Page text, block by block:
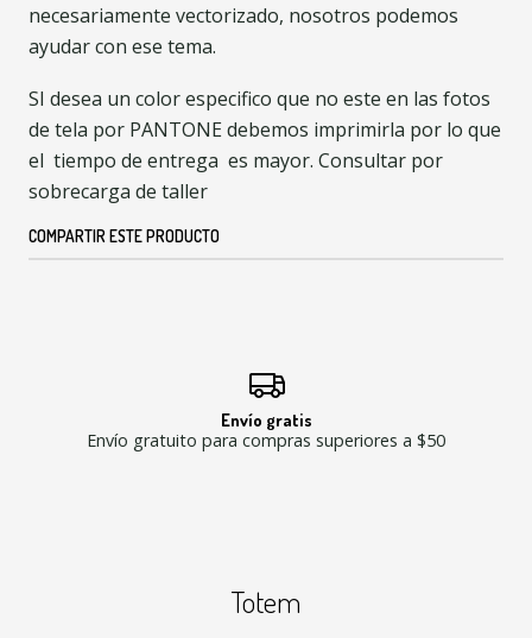
necesariamente vectorizado, nosotros podemos
ayudar con ese tema.
SI desea un color especifico que no este en las fotos
de tela por PANTONE debemos imprimirla por lo que
el tiempo de entrega es mayor. Consultar por
sobrecarga de taller
COMPARTIR ESTE PRODUCTO
Envío gratis
Envío gratuito para compras superiores a $50
Totem